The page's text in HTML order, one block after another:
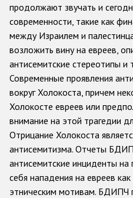
Racist and
Anti-
Anti-
Anti-
Anti-
Other hate crime
Gender-
Anti-
Disability
продолжают звучать и
современности, такие как
между Израилем и
возложить вину на евреев,
антисемитские стереотипы и
Современные проявления
вокруг Холокоста, причем
Холокосте евреев или
внимание на этой трагедии
Отрицание Холокоста
антисемитизма. Отчеты
антисемитские инциденты
себя нападения на евреев
этническим мотивам. БДИПЧ